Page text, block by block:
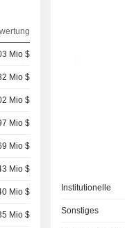
Mio $
Mio $
Mio $
Mio $
Mio $
Mio $
Mio $
Mio $
Institutionelle
Sonstiges